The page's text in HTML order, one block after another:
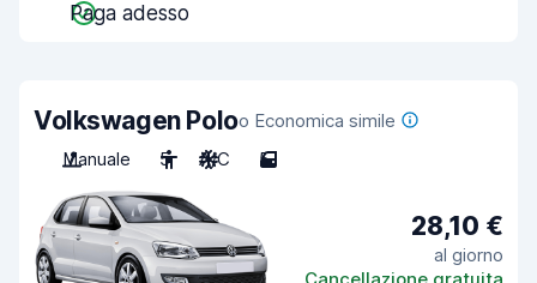
Paga adesso
Volkswagen Poloo Economica simile
Manuale
5 A/C 5
28,10 €
al giorno
Cancellazione gratuita